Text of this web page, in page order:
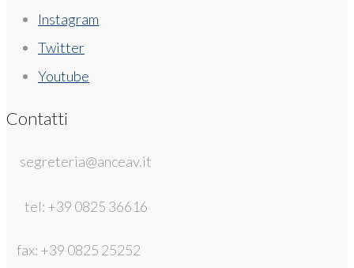
Instagram
Twitter
Youtube
Contatti
segreteria@anceav.it
tel: +39 0825 36616
fax: +39 0825 25252